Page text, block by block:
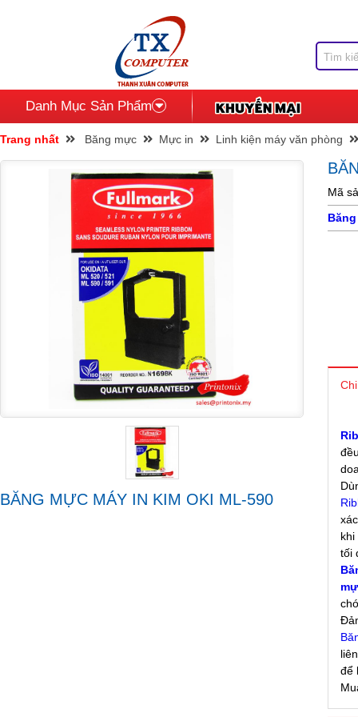
Danh Mục Sản Phẩm
Trang nhất Băng mực Mực in Linh kiện máy văn phòng
BĂNG MỰC MÁY IN KIM OKI ML-590
Mã
tối
để